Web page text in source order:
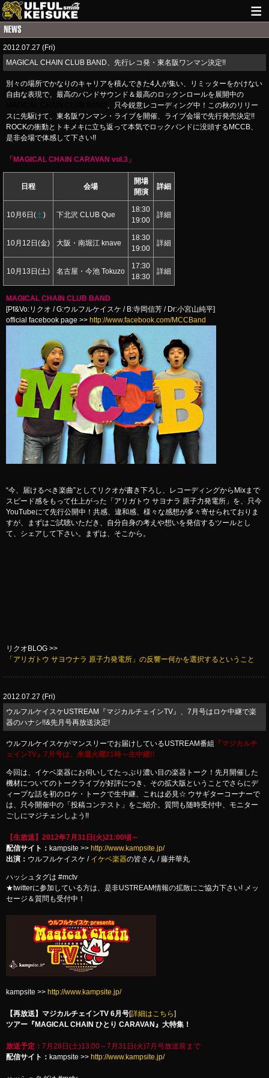
NEWS
LIVE INFO
GUITAR WORKS
ITEM
2012.07.27 (Fri)
MAGICAL CHAIN CLUB BAND、先行レコ発・東名阪ワンマン決定!!
別々の場所でかなりのキャリアを積んできた4人が集い、リミッターをかけない
自由な表現で、最高のバンドサウンド＆最高のロックンロールを展開中の
、只今鋭意レコーディング中！この秋のリリー
スに先駆けて、東名阪ワンマン・ライブを開催、ライブ会場で先行発売決定!!
ROCKの衝動とトキメキに立ち返って本気でロックバンドに没頭するMCCB、
是非会場で体感して下さい!!
「MAGICAL CHAIN CARAVAN vol.3」
日程 会場
開場
開演
詳細
10月6日(土) 下北沢 CLUB Que
18:30
19:00
詳細
10月12日(金) 大阪・南堀江 knave
18:30
19:00
詳細
10月13日(土) 名古屋・今池 Tokuzo
17:30
18:30
詳細
MAGICAL CHAIN CLUB BAND
[Pf&Vo:リクオ / G:ウルフルケイスケ / B:寺岡信芳 / Dr:小宮山純平]
official facebook page >> http://www.facebook.com/MCCBand
“今、届けるべき楽曲”としてリクオが書き下ろし、レコーディングからMixまで
スピード感をもって仕上がった「アリガトウ サヨナラ 原子力発電所」を、只今
YouTubeにて先行公開中！共感、違和感、様々な感想が多々寄せられておりま
すが、まずはご試聴いただき、自分自身の考えや想いを発信するツールとし
て、シェアして下さい。まずは、そこから。
リクオBLOG >>
「アリガトウ サヨウナラ 原子力発電所」の反響ー何かを選択するということ
2012.07.27 (Fri)
ウルフルケイスケUSTREAM『マジカルチェインTV』、7月号はロケ中継で楽
器のハナシ!!&先月号再放送決定!
ウルフルケイスケがマンスリーでお届けしているUSTREAM番組
『マジカルチ
ェインTV』7月号は、来週火曜21時～生中継!!
今回は、イケベ楽器にお伺いしてたっぷり濃い目の楽器トーク！先月開催した
機材についてのトークライブが好評につき、その拡大版ということでさらにデ
ィープな話を初のロケ・トークで生中継、これは必見☆ ウサギターコーナーで
は、只今開催中の「投稿コンテスト」をご紹介。質問も随時受付中、モニター
ごしにマジチェンしよう!!
【生放送】2012年7月31日(火)21:00頃～
配信サイト： kampsite >> http://www.kampsite.jp/
出演： ウルフルケイスケ / イケベ楽器の皆さん / 藤井華丸
ハッシュタグは #mctv
★twitterに参加している方は、是非USTREAM情報の拡散にご協力下さい! メッ
セージ＆質問も受付中！
kampsite >> http://www.kampsite.jp/
【再放送】 マジカルチェインTV 6月号[詳細はこちら]
ツアー『MAGICAL CHAIN ひとり CARAVAN』大特集！
放送予定： 7月28日(土)13:00～7月31日(火)7月号放送前まで
配信サイト： kampsite >> http://www.kampsite.jp/